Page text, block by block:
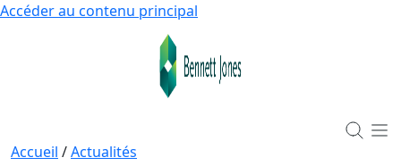
Accéder au contenu principal
Accueil /Actualités